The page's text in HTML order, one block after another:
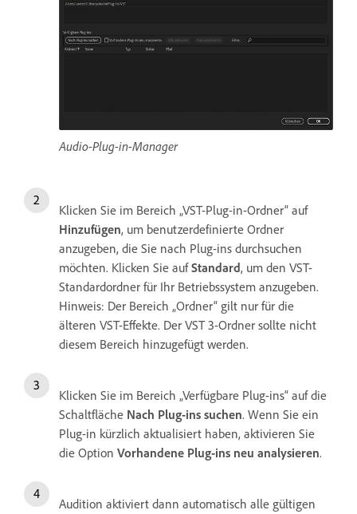
Audio-Plug-in-Manager
Klicken Sie im Bereich „VST-Plug-in-Ordner“ auf
Hinzufügen, um benutzerdefinierte Ordner
anzugeben, die Sie nach Plug-ins durchsuchen
möchten. Klicken Sie aufStandard, um den VST-
Standardordner für Ihr Betriebssystem anzugeben.
Hinweis: Der Bereich „Ordner“ gilt nur für die
älteren VST-Effekte. Der VST 3-Ordner sollte nicht
diesem Bereich hinzugefügt werden.
Klicken Sie im Bereich „Verfügbare Plug-ins“ auf die
Schaltfläche Nach Plug-ins suchen. Wenn Sie ein
Plug-in kürzlich aktualisiert haben, aktivieren Sie
die Option Vorhandene Plug-ins neu analysieren.
Audition aktiviert dann automatisch alle gültigen